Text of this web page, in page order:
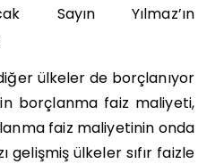
Sayın Yılmaz’ın
ülkeler de borçlanıyor
borçlanma faiz maliyeti,
faiz maliyetinin onda
gelişmiş ülkeler sıfır faizle